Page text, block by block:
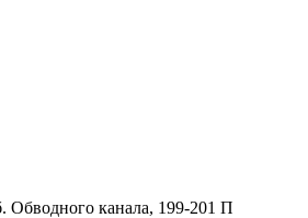
Обводного канала, 199-201 П